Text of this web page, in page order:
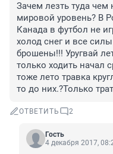
Зачем лезть туда
мировой уровень? В
Канада в футбол не
холод снег и все
брошены!!! Уругвай
только ходить начал
тоже лето травка
то до них.?Только
ОТВЕТИТЬ 2
Гость
4 декабря 2017,